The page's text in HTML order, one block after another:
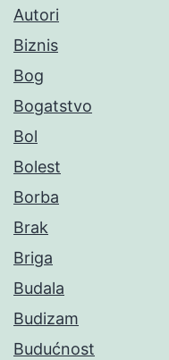
Autori
Biznis
Bog
Bogatstvo
Bol
Bolest
Borba
Brak
Briga
Budala
Budizam
Budućnost